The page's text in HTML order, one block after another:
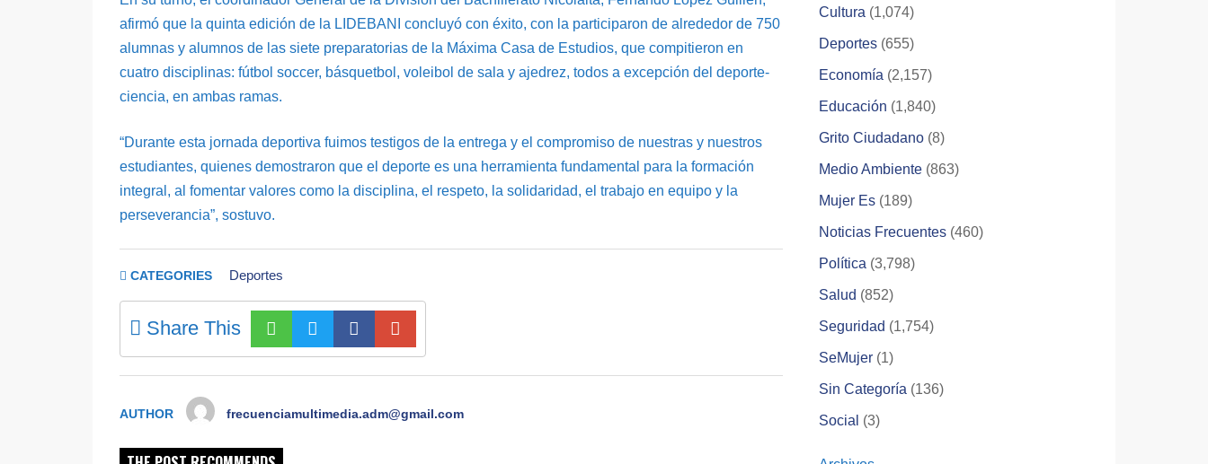
afirmó que la quinta edición de la LIDEBANI concluyó con éxito, con la participaron de alrededor de 750
alumnas y alumnos de las siete preparatorias de la Máxima Casa de Estudios, que compitieron en
cuatro disciplinas: fútbol soccer, básquetbol, voleibol de sala y ajedrez, todos a excepción del deporte-
ciencia, en ambas ramas.
“Durante esta jornada deportiva fuimos testigos de la entrega y el compromiso de nuestras y nuestros
estudiantes, quienes demostraron que el deporte es una herramienta fundamental para la formación
integral, al fomentar valores como la disciplina, el respeto, la solidaridad, el trabajo en equipo y la
perseverancia”, sostuvo.
CATEGORIES Deportes
Share This
AUTHOR frecuenciamultimedia.adm@gmail.com
Cultura (1,074)
Deportes (655)
Economía (2,157)
Educación (1,840)
Grito Ciudadano (8)
Medio Ambiente (863)
Mujer Es (189)
Noticias Frecuentes (460)
Política (3,798)
Salud (852)
Seguridad (1,754)
SeMujer (1)
Sin Categoría (136)
Social (3)